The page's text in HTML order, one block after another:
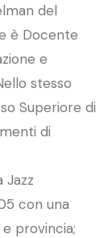
del
è Docente
e
stesso
Superiore di
di
Jazz
con una
provincia;